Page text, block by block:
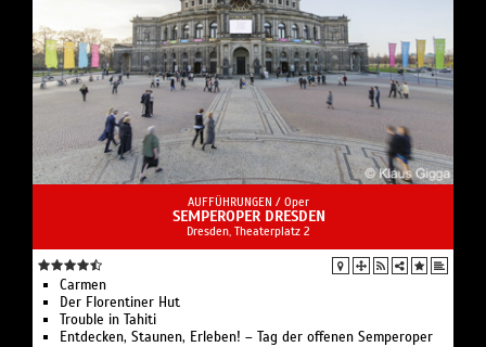
AUFFÜHRUNGEN / Oper
SEMPEROPER DRESDEN
Dresden, Theaterplatz 2
Carmen
Der Florentiner Hut
Trouble in Tahiti
Entdecken, Staunen, Erleben! – Tag der offenen Semperoper